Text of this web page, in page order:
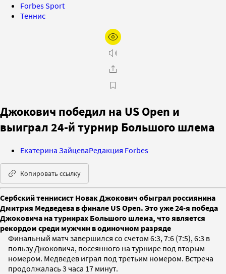
Forbes Sport
Теннис
Джокович победил на US Open и
выиграл 24-й турнир Большого шлема
Екатерина ЗайцеваРедакция Forbes
Копировать ссылку
Сербский теннисист Новак Джокович обыграл россиянина
Дмитрия Медведева в финале US Open. Это уже 24-я победа
Джоковича на турнирах Большого шлема, что является
рекордом среди мужчин в одиночном разряде
Финальный матч завершился со счетом 6:3, 7:6 (7:5), 6:3 в
пользу Джоковича, посеянного на турнире под вторым
номером. Медведев играл под третьим номером. Встреча
продолжалась 3 часа 17 минут.